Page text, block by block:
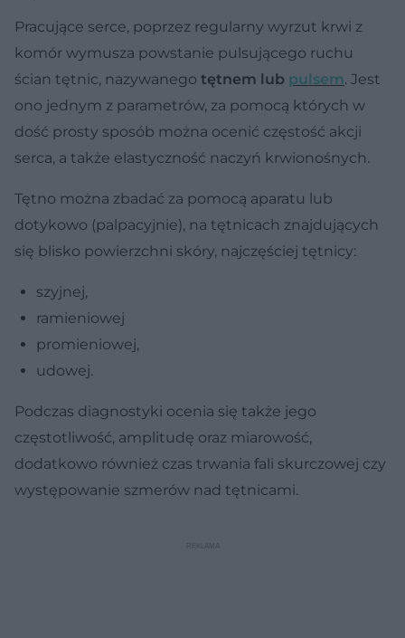
Pracujące serce, poprzez regularny wyrzut krwi z
komór wymusza powstanie pulsującego ruchu
ścian tętnic, nazywanego tętnem lub pulsem. Jest
ono jednym z parametrów, za pomocą których w
dość prosty sposób można ocenić częstość akcji
serca, a także elastyczność naczyń krwionośnych.
Tętno można zbadać za pomocą aparatu lub
dotykowo (palpacyjnie), na tętnicach znajdujących
się blisko powierzchni skóry, najczęściej tętnicy:
szyjnej,
ramieniowej
promieniowej,
udowej.
Podczas diagnostyki ocenia się także jego
częstotliwość, amplitudę oraz miarowość,
dodatkowo również czas trwania fali skurczowej czy
występowanie szmerów nad tętnicami.